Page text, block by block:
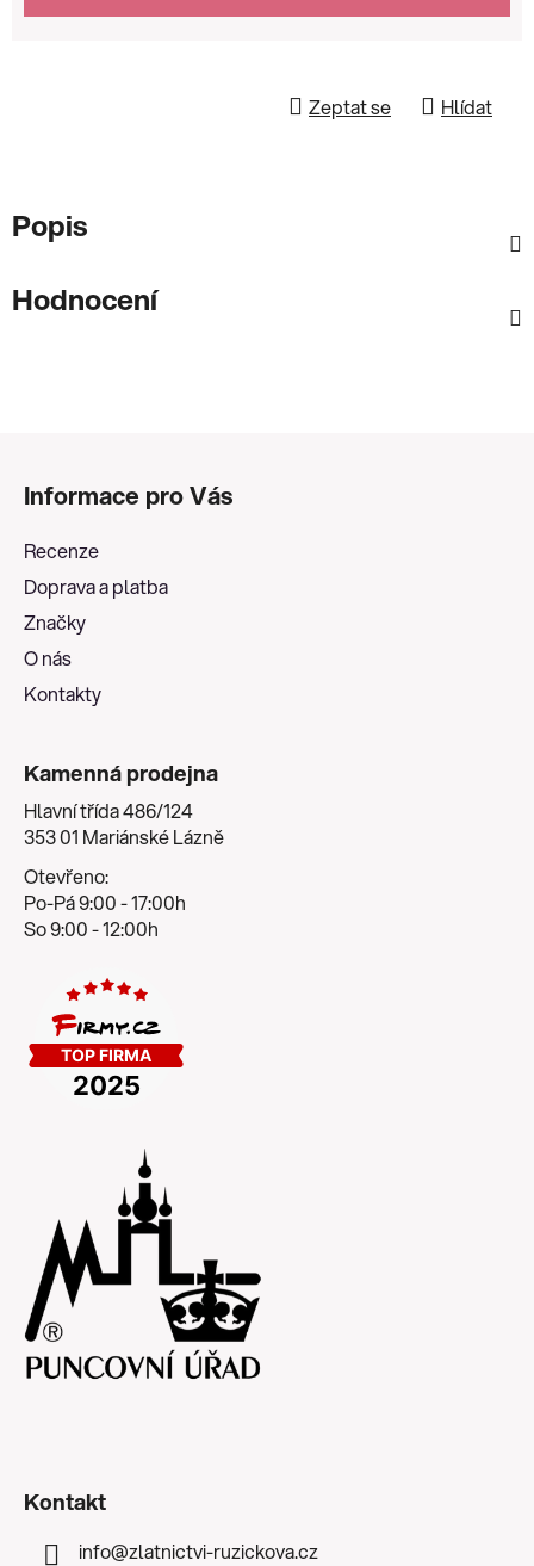
Zeptat se Hlídat
Popis
Hodnocení
Informace pro Vás
Recenze
Doprava a platba
Značky
O nás
Kontakty
Kamenná prodejna
Hlavní třída 486/124
353 01 Mariánské Lázně
Otevřeno:
Po-Pá 9:00 - 17:00h
So 9:00 - 12:00h
Kontakt
info@zlatnictvi-ruzickova.cz